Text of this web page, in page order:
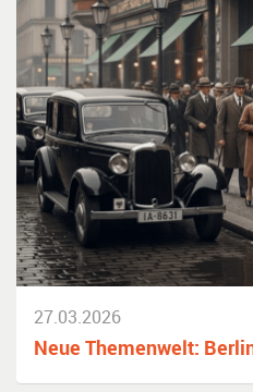
27.03.2026
Neue Themenwelt: